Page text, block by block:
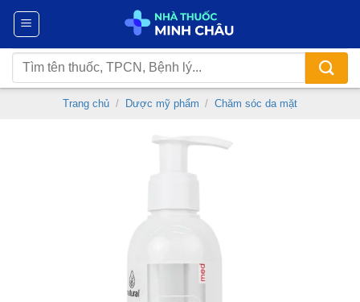
Chuyển
nội
dung
Tìm
kiếm:
Trang chủ / Dược mỹ phẩm / Chăm sóc da mặt